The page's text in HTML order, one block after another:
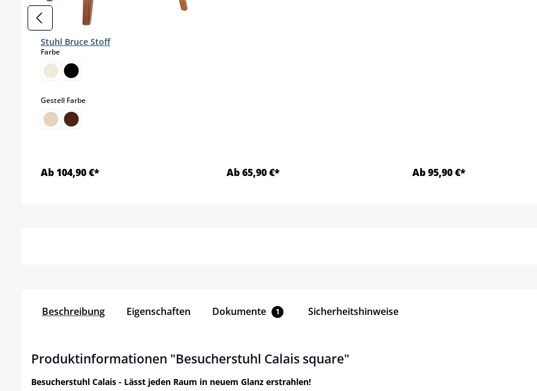
Stuhl Bruce Stoff
Farbeauswählen
Gestell Farbeauswählen
Ab 104,90 €* Ab 65,90 €* Ab 95,90 €*
Beschreibung Eigenschaften Dokumente 1 Sicherheitshinweise
Produktinformationen "Besucherstuhl Calais square"
Besucherstuhl Calais - Lässt jeden Raum in neuem Glanz erstrahlen!